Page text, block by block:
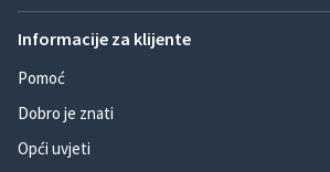
Informacije za klijente
Pomoć
Dobro je znati
Opći uvjeti